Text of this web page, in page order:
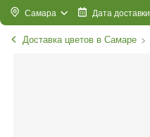
Самара Дата доставки
Доставка цветов в Самаре